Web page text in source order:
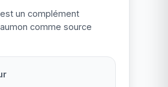
un complément
comme source